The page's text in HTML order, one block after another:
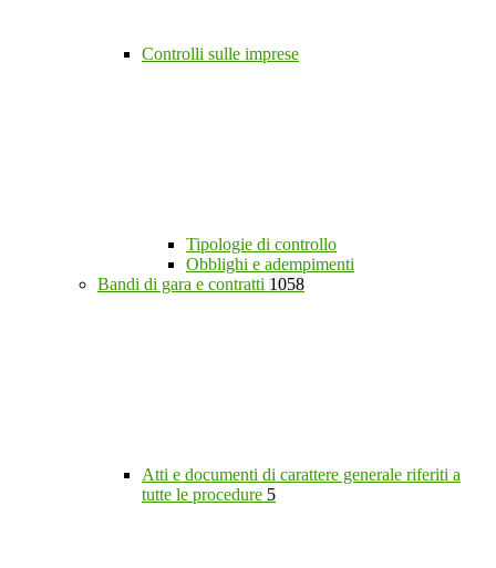
Controlli sulle imprese
Tipologie di controllo
Obblighi e adempimenti
Bandi di gara e contratti 1058
Atti e documenti di carattere generale riferiti a
tutte le procedure 5